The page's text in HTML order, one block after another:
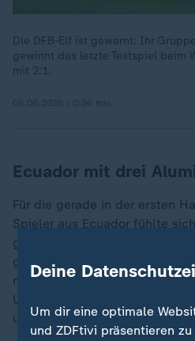
Die DFB-Elf ist gewarnt: Ihr
gewinnt das letzte Testspiel beim
mit 2:1.
Ecuador mit drei
Für die gerade in der ersten
Spieler aus Ecuador fühlte
gelbe Herz an. Auch für die
ganzen Tag die Stadt an der
nahmen, in der einst vor 250
Unabhängigkeitserklärung der
unterzeichnet wurde.
Deine
Um dir eine optimale
und ZDFtivi präsentieren